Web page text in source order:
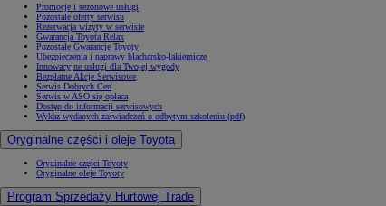
Promocje i sezonowe usługi
Pozostałe oferty serwisu
Rezerwacja wizyty w serwisie
Gwarancja Toyota Relax
Pozostałe Gwarancje Toyoty
Ubezpieczenia i naprawy blacharsko-lakiernicze
Innowacyjne usługi dla Twojej wygody
Bezpłatne Akcje Serwisowe
Serwis Dobrych Cen
Serwis w ASO się opłaca
Dostęp do informacji serwisowych
Wykaz wydanych zaświadczeń o odbytym szkoleniu (pdf)
Oryginalne części i oleje Toyota
Oryginalne części Toyoty
Oryginalne oleje Toyoty
Program Sprzedaży Hurtowej Trade